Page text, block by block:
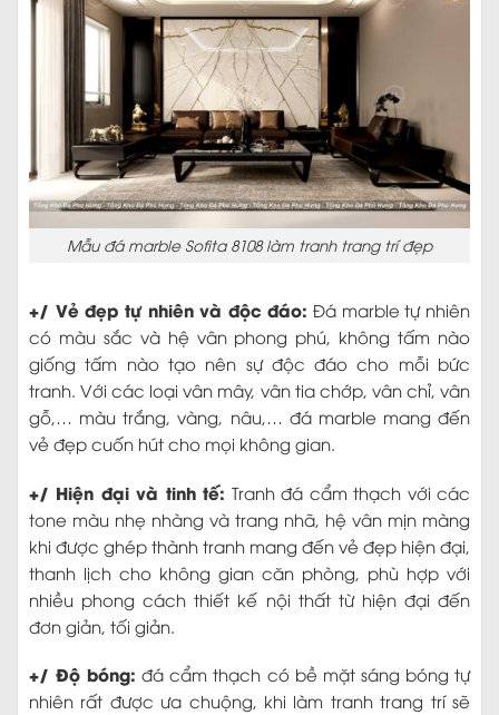
Mẫu đá marble Sofita 8108 làm tranh trang trí đẹp
+/ Vẻ đẹp tự nhiên và độc đáo: Đá marble tự nhiên
có màu sắc và hệ vân phong phú, không tấm nào
giống tấm nào tạo nên sự độc đáo cho mỗi bức
tranh. Với các loại vân mây, vân tia chớp, vân chỉ, vân
gỗ,… màu trắng, vàng, nâu,… đá marble mang đến
vẻ đẹp cuốn hút cho mọi không gian.
+/ Hiện đại và tinh tế: Tranh đá cẩm thạch với các
tone màu nhẹ nhàng và trang nhã, hệ vân mịn màng
khi được ghép thành tranh mang đến vẻ đẹp hiện đại,
thanh lịch cho không gian căn phòng, phù hợp với
nhiều phong cách thiết kế nội thất từ hiện đại đến
đơn giản, tối giản.
+/ Độ bóng: đá cẩm thạch có bề mặt sáng bóng tự
nhiên rất được ưa chuộng, khi làm tranh trang trí sẽ